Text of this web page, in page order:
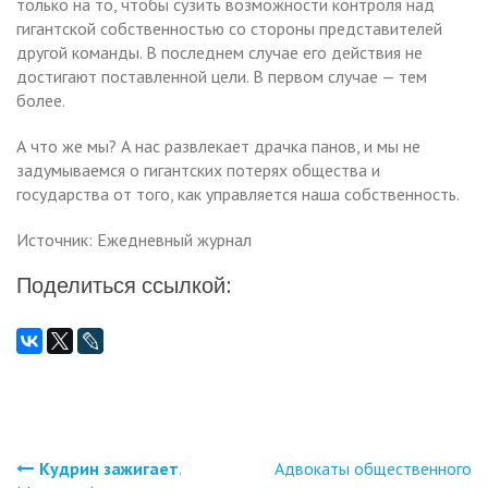
гигантской собственностью со стороны представителей
другой команды. В последнем случае его действия не
достигают поставленной цели. В первом случае — тем
более.
А что же мы? А нас развлекает драчка панов, и мы не
задумываемся о гигантских потерях общества и
государства от того, как управляется наша собственность.
Источник: Ежедневный журнал
Поделиться ссылкой:
Кудрин зажигает.
Адвокаты общественного